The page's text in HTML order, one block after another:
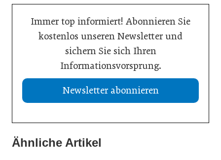
Immer top informiert! Abonnieren Sie
kostenlos unseren Newsletter und
sichern Sie sich Ihren
Informationsvorsprung.
Newsletter abonnieren
Ähnliche Artikel
21. Juli 2026
Drei Viertel wünschen sich lebensphasenorientierte